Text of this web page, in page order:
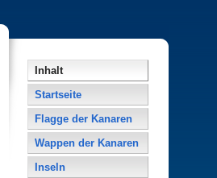
Inhalt
Startseite
Flagge der Kanaren
Wappen der Kanaren
Inseln